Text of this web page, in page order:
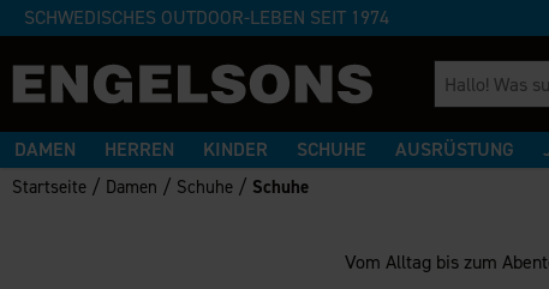
SCHWEDISCHES OUTDOOR-LEBEN SEIT 1974
DAMEN HERREN KINDER SCHUHE AUSRÜSTUNG
Startseite / Damen / Schuhe / Schuhe
Vom Alltag bis zum